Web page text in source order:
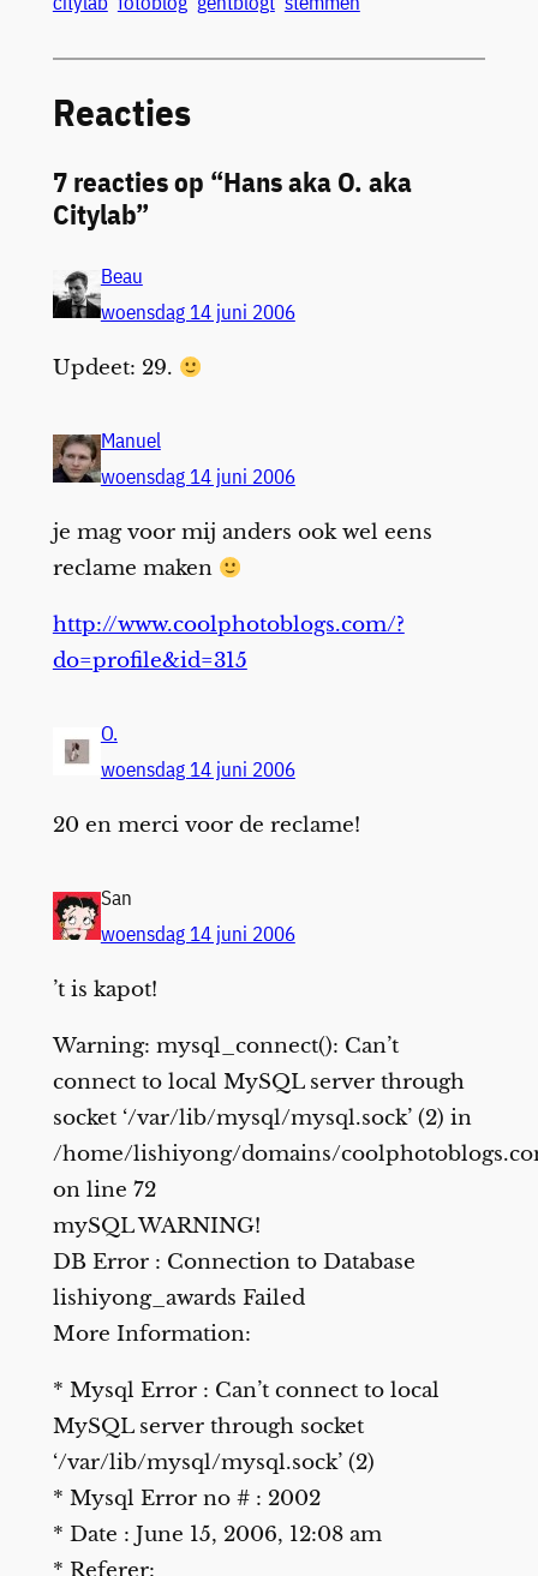
Reacties
7 reacties op “Hans aka O. aka
Citylab”
Beau
woensdag 14 juni 2006
Updeet: 29.
Manuel
woensdag 14 juni 2006
je mag voor mij anders ook wel eens
reclame maken
http://www.coolphotoblogs.com/?
do=profile&id=315
O.
woensdag 14 juni 2006
20 en merci voor de reclame!
San
woensdag 14 juni 2006
’t is kapot!
Warning: mysql_connect(): Can’t
connect to local MySQL server through
socket ‘/var/lib/mysql/mysql.sock’ (2) in
/home/lishiyong/domains/
on line 72
mySQL WARNING!
DB Error : Connection to Database
lishiyong_awards Failed
More Information:
* Mysql Error : Can’t connect to local
MySQL server through socket
‘/var/lib/mysql/mysql.sock’ (2)
* Mysql Error no # : 2002
* Date : June 15, 2006, 12:08 am
* Referer: